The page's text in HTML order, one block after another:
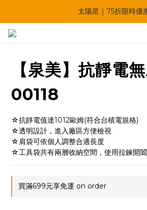
🔥父親節多重優惠一次
太陽星｜75折限時優
【泉美】抗靜電
00118
☆抗靜電值達1012歐姆(符合台積電規格)
☆透明設計，進入廠區方便檢視
☆肩袋可依個人調整合適長度
☆工具袋共有兩層收納空間，使用拉鍊開闔
買滿699元享免運 on order